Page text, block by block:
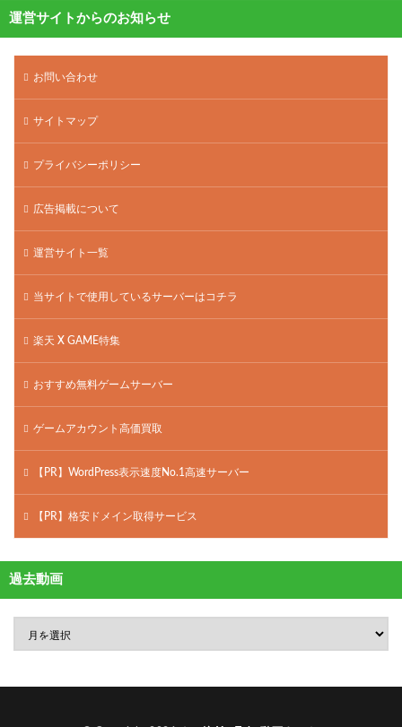
運営サイトからのお知らせ
お問い合わせ
サイトマップ
プライバシーポリシー
広告掲載について
運営サイト一覧
当サイトで使用しているサーバーはコチラ
楽天 X GAME特集
おすすめ無料ゲームサーバー
ゲームアカウント高価買取
【PR】WordPress表示速度No.1高速サーバー
【PR】格安ドメイン取得サービス
過去動画